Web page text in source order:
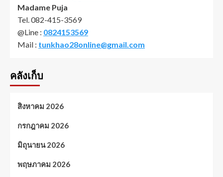
Madame Puja
Tel. 082-415-3569
@Line : 0824153569
Mail : tunkhao28online@gmail.com
คลังเก็บ
สิงหาคม 2026
กรกฎาคม 2026
มิถุนายน 2026
พฤษภาคม 2026